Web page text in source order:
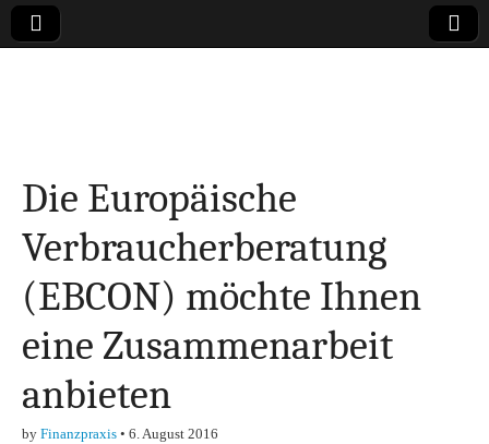
Finanzen,
Marketing-, Vertrieb-
& Investment-Tipps
Die Europäische
Verbraucherberatung
(EBCON) möchte Ihnen
eine Zusammenarbeit
anbieten
by Finanzpraxis • 6. August 2016